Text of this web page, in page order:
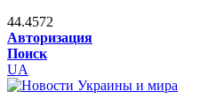
44.4572
Авторизация
Поиск
UA